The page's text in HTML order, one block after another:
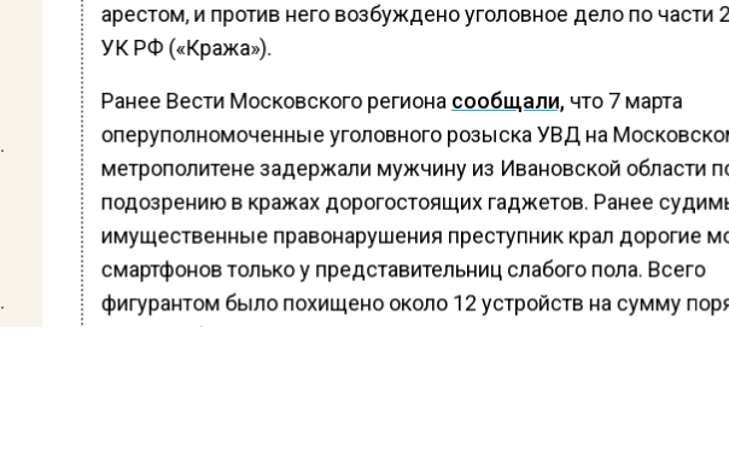
арестом, и против него возбуждено уголовное дело по части
УК РФ («Кража»).
Ранее Вести Московского региона сообщали,что 7 марта
оперуполномоченные уголовного розыска УВД на
метрополитене задержали мужчину из Ивановской области
подозрению в кражах дорогостоящих гаджетов. Ранее
имущественные правонарушения преступник крал дорогие
смартфонов только у представительниц слабого пола. Всего
фигурантом было похищено около 12 устройств на сумму